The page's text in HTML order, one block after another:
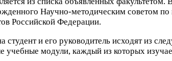
Научно-​методическим советом
Российской Федерации.
студент и его руководитель исходят из
учебные модули, каждый из которых